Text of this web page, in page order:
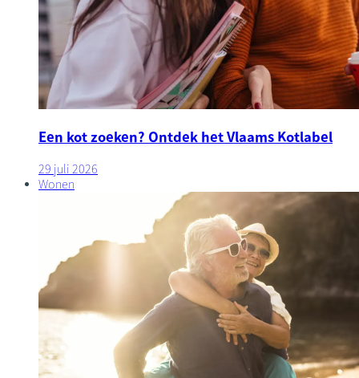
Een kot zoeken? Ontdek het Vlaams Kotlabel
29 juli 2026
Wonen